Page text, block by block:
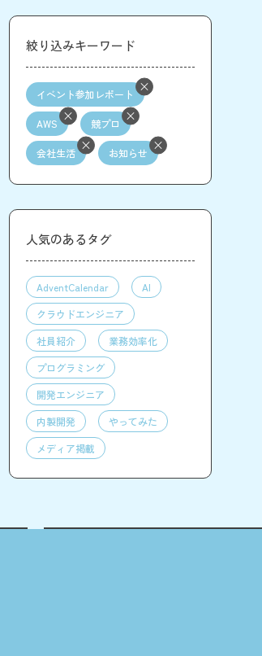
絞り込みキーワード
イベント参加レポート
AWS 競プロ
会社生活 お知らせ
人気のあるタグ
AdventCalendar
AI
クラウドエンジニア
社員紹介
業務効率化
プログラミング
開発エンジニア
内製開発
やってみた
メディア掲載